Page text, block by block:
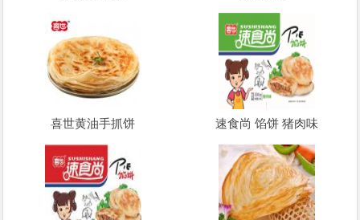
喜世黄油手抓饼 速食尚 馅饼 猪肉味